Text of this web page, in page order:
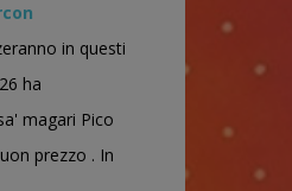
in questi
ha
magari Pico
prezzo . In